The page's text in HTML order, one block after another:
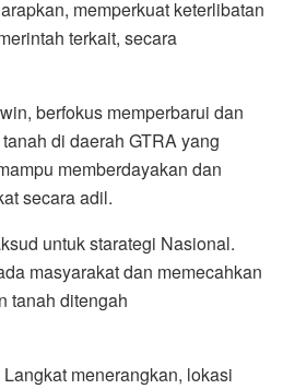
memperkuat keterlibatan
terkait, secara
berfokus memperbarui dan
di daerah GTRA yang
memberdayakan dan
secara adil.
untuk starategi Nasional.
masyarakat dan memecahkan
tanah ditengah
menerangkan, lokasi